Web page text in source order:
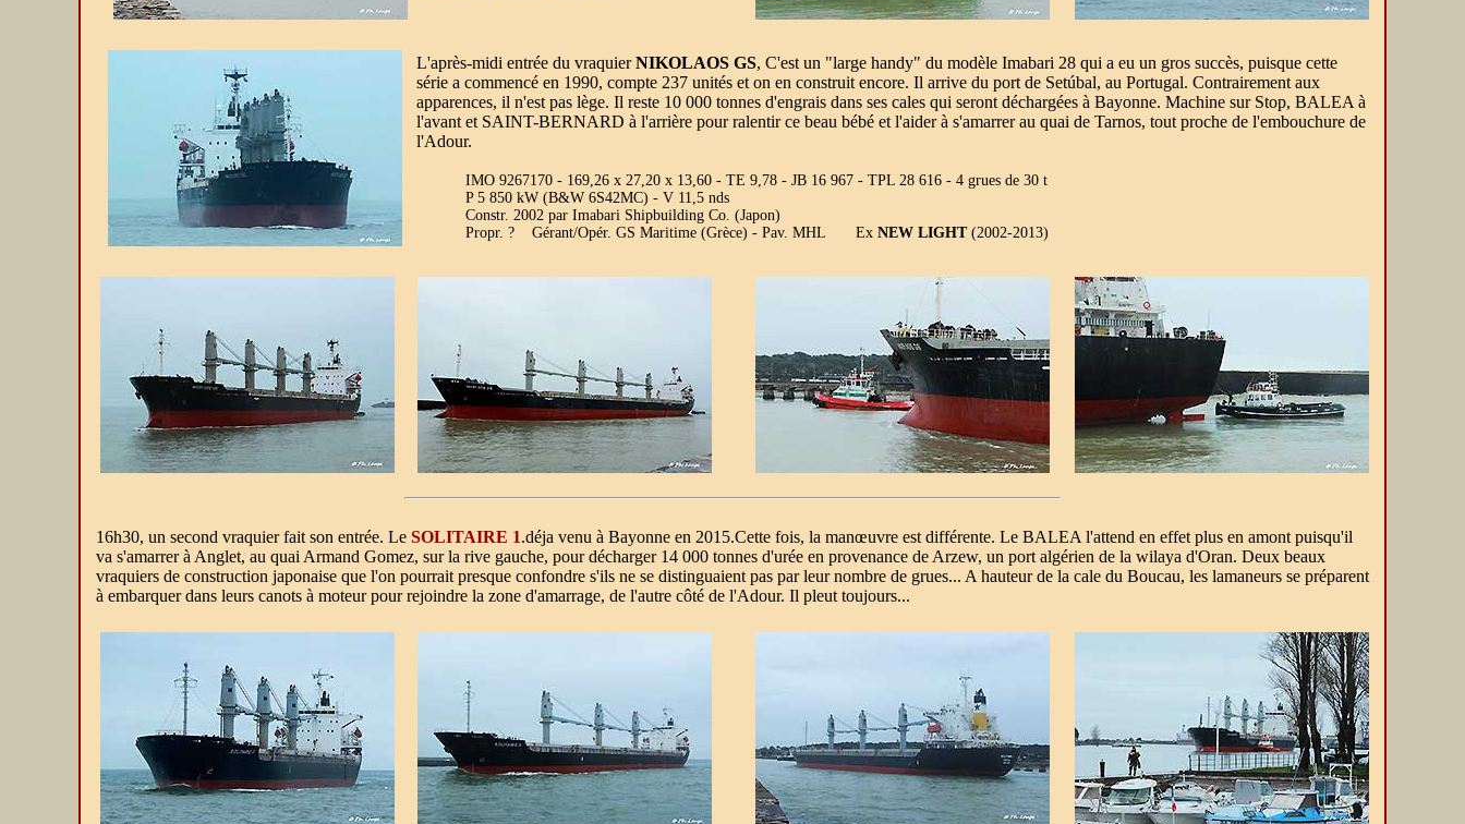
L'après-midi entrée du vraquierNIKOLAOS GS, C'est un "large handy" du modèle Imabari 28 qui a eu un gros succès, puisque cette
série a commencé en 1990, compte 237 unités et on en construit encore. Il arrive du port de Setúbal, au Portugal. Contrairement aux
apparences, il n'est pas lège. Il reste 10 000 tonnes d'engrais dans ses cales qui seront déchargées à Bayonne. Machine sur Stop, BALEA à
l'avant et SAINT-BERNARD à l'arrière pour ralentir ce beau bébé et l'aider à s'amarrer au quai de Tarnos, tout proche de l'embouchure de
l'Adour.
IMO 9267170 - 169,26 x 27,20 x 13,60 - TE 9,78 - JB 16 967 - TPL 28 616 - 4 grues de 30 t
P 5 850 kW (B&W 6S42MC) - V 11,5 nds
Constr. 2002 par Imabari Shipbuilding Co. (Japon)
Propr. ? Gérant/Opér. GS Maritime (Grèce) - Pav. MHL Ex NEW LIGHT(2002-2013)
16h30, un second vraquier fait son entrée. Le SOLITAIRE 1.déja venu à Bayonne en 2015.Cette fois, la manœuvre est différente. Le BALEA l'attend en effet plus en amont puisqu'il
va s'amarrer à Anglet, au quai Armand Gomez, sur la rive gauche, pour décharger 14 000 tonnes d'urée en provenance de Arzew, un port algérien de la wilaya d'Oran. Deux beaux
vraquiers de construction japonaise que l'on pourrait presque confondre s'ils ne se distinguaient pas par leur nombre de grues... A hauteur de la cale du Boucau, les lamaneurs se préparent
à embarquer dans leurs canots à moteur pour rejoindre la zone d'amarrage, de l'autre côté de l'Adour. Il pleut toujours...